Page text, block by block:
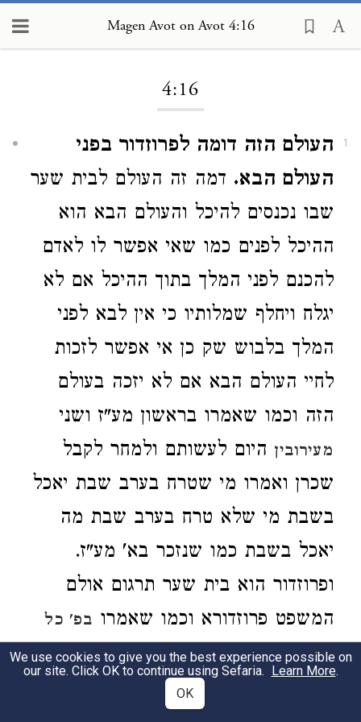
Magen Avot on Avot 4:16
4:16
1
העולם הזה דומה לפרוזדור בפני
העולם הבא. דמה זה העולם לבית שער
שבו נכנסים להיכל והעולם הבא הוא
ההיכל לפנים כמו שאי אפשר לו לאדם
להכנם לפני המלך בתוך ההיכל אם לא
יגלח ויחלף שמלותיו כי אין לבא לפני
המלך בלבוש שק כן אי אפשר לזכות
לחיי העולם הבא אם לא יזכה בעולם
הזה וכמו שאמרו בראשון מע"ז ושני
מעירובין היום לעשותם ולמחר לקבל
שכרן ואמרו מי שטרח בערב שבת יאכל
בשבת מי שלא טרח בערב שבת מה
יאכל בשבת כמו שנזכר בא' מע"ז.
ופרוזדור הוא בית שער תרגום אולם
המשפט פרוזדורא וכמו שאמרו בפ' כל
הידבמשל שמשלו באשה בנדה פרוזדור
חדר ועלייה והזכירוהובפרק לא יחפור
We use cookies to give you the best experience possible on
our site. Click OK to continue using Sefaria. Learn More.
OK